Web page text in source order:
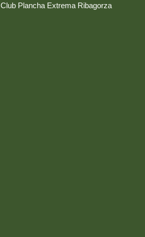
Club Plancha Extrema Ribagorza